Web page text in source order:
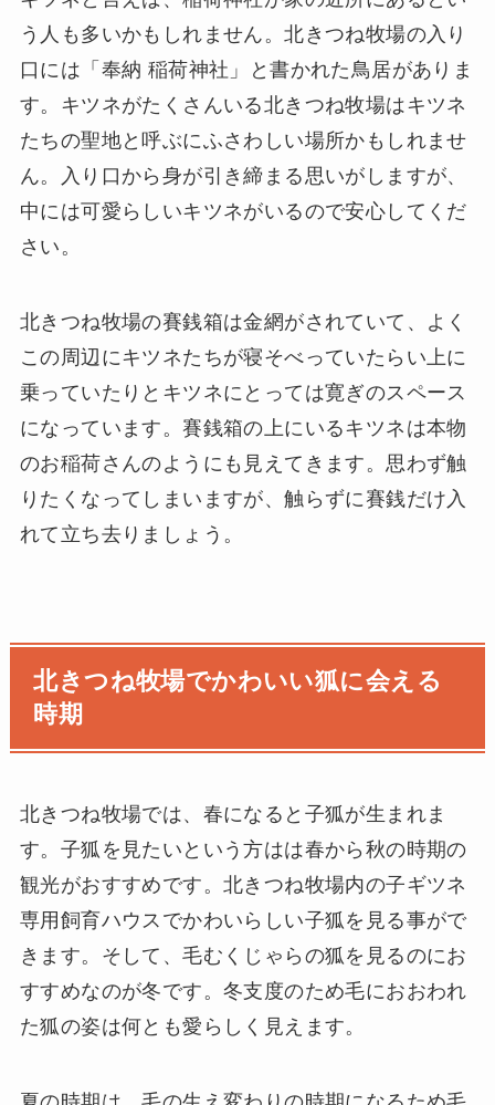
う人も多いかもしれません。北きつね牧場の入り
口には「奉納 稲荷神社」と書かれた鳥居がありま
す。キツネがたくさんいる北きつね牧場はキツネ
たちの聖地と呼ぶにふさわしい場所かもしれませ
ん。入り口から身が引き締まる思いがしますが、
中には可愛らしいキツネがいるので安心してくだ
さい。
北きつね牧場の賽銭箱は金網がされていて、よく
この周辺にキツネたちが寝そべっていたらい上に
乗っていたりとキツネにとっては寛ぎのスペース
になっています。賽銭箱の上にいるキツネは本物
のお稲荷さんのようにも見えてきます。思わず触
りたくなってしまいますが、触らずに賽銭だけ入
れて立ち去りましょう。
北きつね牧場でかわいい狐に会える
時期
北きつね牧場では、春になると子狐が生まれま
す。子狐を見たいという方はは春から秋の時期の
観光がおすすめです。北きつね牧場内の子ギツネ
専用飼育ハウスでかわいらしい子狐を見る事がで
きます。そして、毛むくじゃらの狐を見るのにお
すすめなのが冬です。冬支度のため毛におおわれ
た狐の姿は何とも愛らしく見えます。